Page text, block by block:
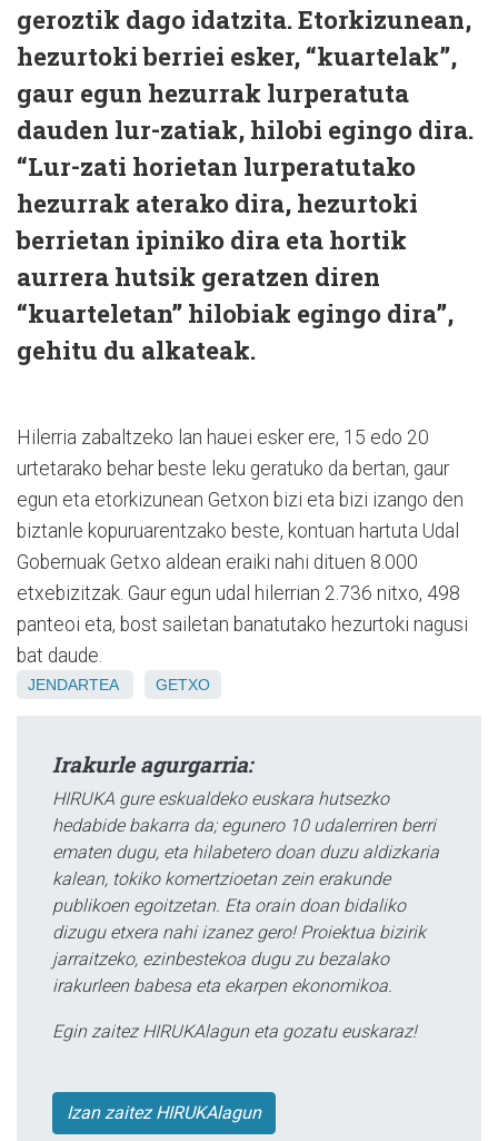
geroztik dago idatzita. Etorkizunean,
hezurtoki berriei esker, “kuartelak”,
gaur egun hezurrak lurperatuta
dauden lur-zatiak, hilobi egingo dira.
“Lur-zati horietan lurperatutako
hezurrak aterako dira, hezurtoki
berrietan ipiniko dira eta hortik
aurrera hutsik geratzen diren
“kuarteletan” hilobiak egingo dira”,
gehitu du alkateak.
Hilerria zabaltzeko lan hauei esker ere, 15 edo 20
urtetarako behar beste leku geratuko da bertan, gaur
egun eta etorkizunean Getxon bizi eta bizi izango den
biztanle kopuruarentzako beste, kontuan hartuta Udal
Gobernuak Getxo aldean eraiki nahi dituen 8.000
etxebizitzak. Gaur egun udal hilerrian 2.736 nitxo, 498
panteoi eta, bost sailetan banatutako hezurtoki nagusi
bat daude.
JENDARTEA GETXO
Irakurle agurgarria:
HIRUKA gure eskualdeko euskara hutsezko
hedabide bakarra da; egunero 10 udalerriren berri
ematen dugu, eta hilabetero doan duzu aldizkaria
kalean, tokiko komertzioetan zein erakunde
publikoen egoitzetan. Eta orain doan bidaliko
dizugu etxera nahi izanez gero! Proiektua bizirik
jarraitzeko, ezinbestekoa dugu zu bezalako
irakurleen babesa eta ekarpen ekonomikoa.
Egin zaitez HIRUKAlagun eta gozatu euskaraz!
Izan zaitez HIRUKAlagun